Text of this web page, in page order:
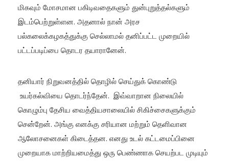
மிகவும் மோசமான பகிடிவதைகளும் துன்புறுத்தல்களும்
இடம்பெற்றுள்ளன. அதனால் நான் அரச
பல்கலைக்கழகத்துக்கு செல்லாமல் தனிப்பட்ட முறையில்
பட்டப்படிப்பை தொடர தயாரானேன்.
தனியார் நிறுவனத்தில் தொழில் செய்துக் கொண்டு
உயர்கல்வியை தொடர்ந்தேன். இவ்வாறான நிலையில்
கொழும்பு தேசிய வைத்தியசாலையில் சிகிச்சைகளுக்கும்
சென்றேன். அங்கு எனக்கு சரியான மற்றும் தெளிவான
ஆலோசனைகள் கிடைத்தன. எனது உடல் கட்டமைப்பினை
முறையாக மாற்றியமைத்து ஒரு பெண்ணாக செயற்பட முடியும்